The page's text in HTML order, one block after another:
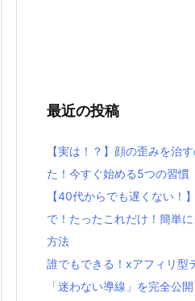
最近の投稿
【実は！？】顔の歪みを治
た！今すぐ始める5つの習慣
【40代からでも遅くない！
で！たったこれだけ！簡単
方法
誰でもできる！xアフィリ型
「迷わない導線」を完全公開